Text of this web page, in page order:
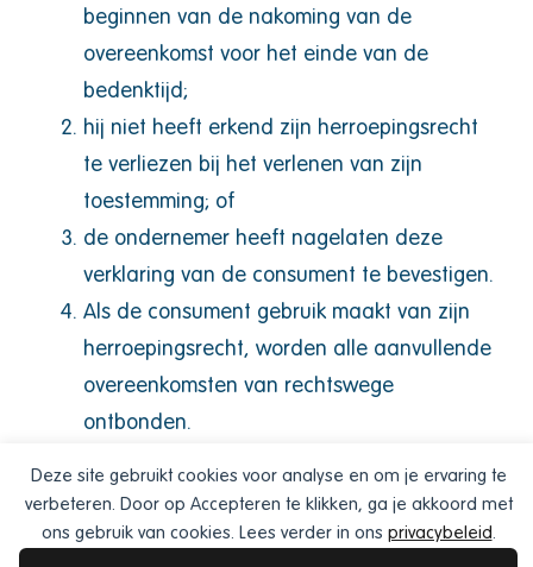
Deze site gebruikt cookies voor analyse en om je ervaring te
verbeteren. Door op Accepteren te klikken, ga je akkoord met
ons gebruik van cookies. Lees verder in ons privacybeleid.
beginnen van de nakoming van de
overeenkomst voor het einde van de
bedenktijd;
hij niet heeft erkend zijn herroepingsrecht
te verliezen bij het verlenen van zijn
toestemming; of
de ondernemer heeft nagelaten deze
verklaring van de consument te bevestigen.
Als de consument gebruik maakt van zijn
herroepingsrecht, worden alle aanvullende
overeenkomsten van rechtswege
ontbonden.
Artikel 9 – Verplichtingen
van de ondernemer bij